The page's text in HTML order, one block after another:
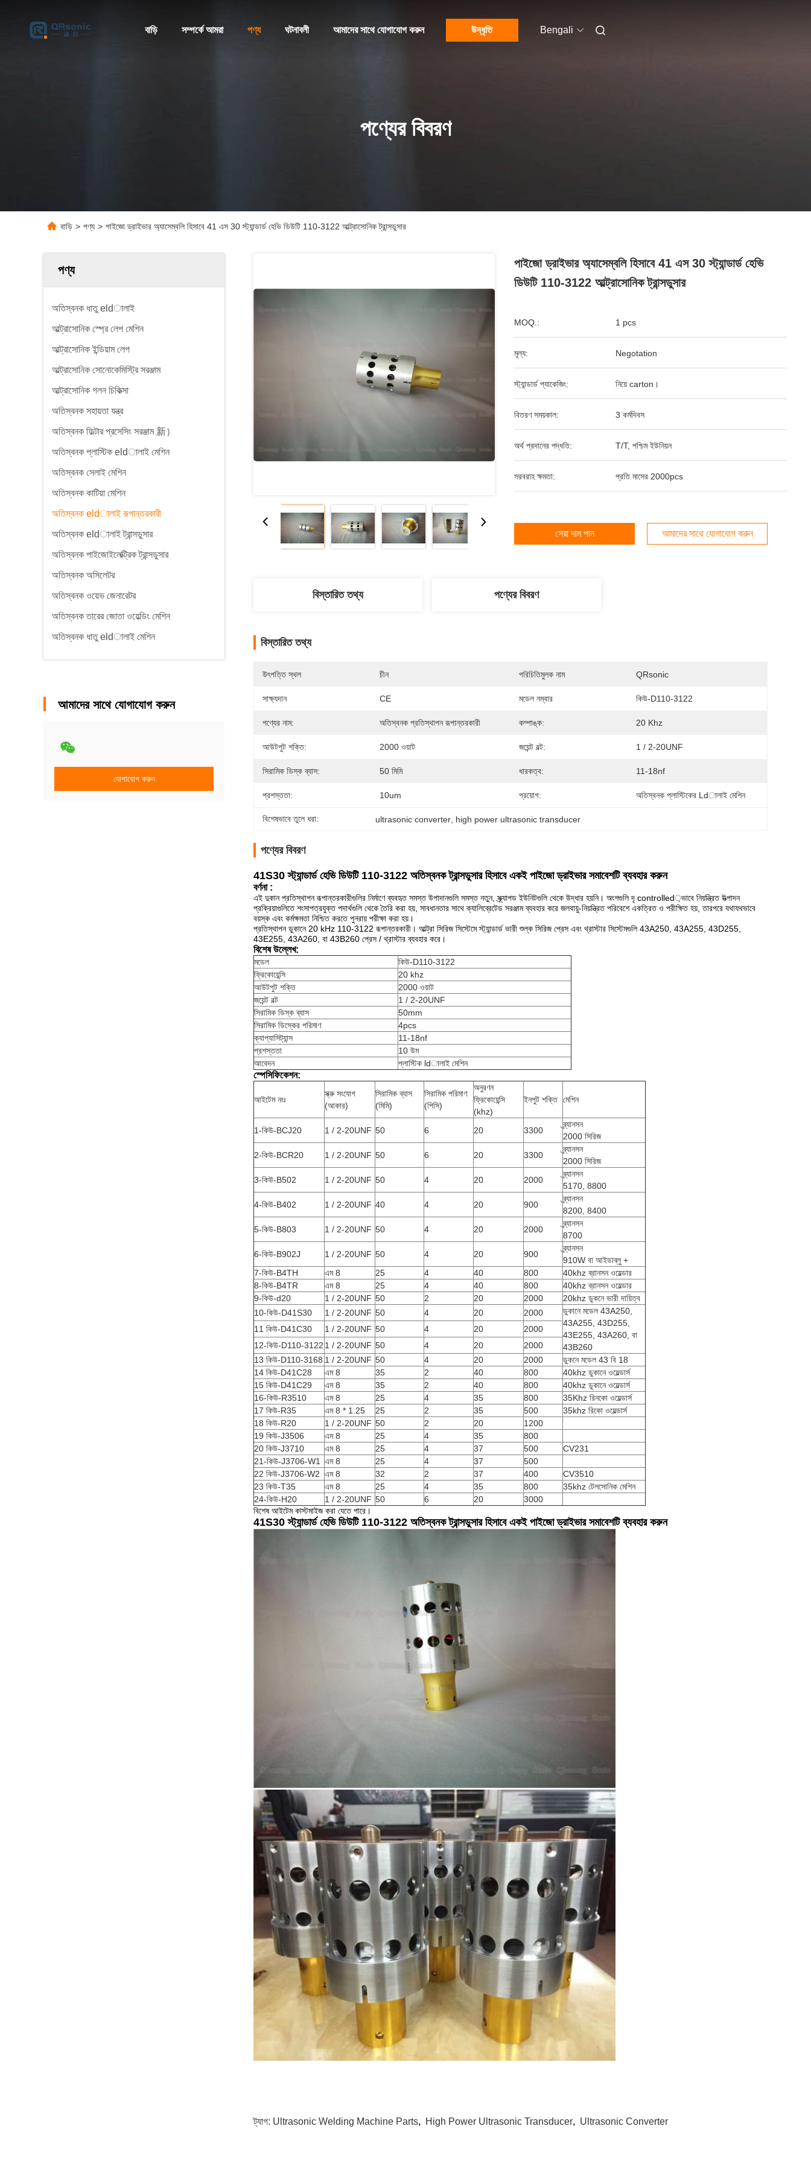
বাড়ি সম্পর্কে আমরা পণ্য ঘটনাবলী আমাদের সাথে যোগাযোগ করুন উদ্ধৃতি Bengali
পণ্যের বিবরণ
বাড়ি > পণ্য > পাইজো ড্রাইভার অ্যাসেম্বলি হিসাবে 41 এস 30 স্ট্যান্ডার্ড হেভি ডিউটি ​​110-3122 আল্ট্রাসোনিক ট্রান্সডুসার
পণ্য
অতিস্বনক ধাতু eldালাই
আল্ট্রাসোনিক স্প্রে লেপ মেশিন
আল্ট্রাসোনিক ইন্ডিয়াম লেপ
আল্ট্রাসোনিক সোনোকেমিস্ট্রি সরঞ্জাম
আল্ট্রাসোনিক গলন চিকিত্সা
অতিস্বনক সহায়তা যন্ত্র
অতিস্বনক ফিল্টার প্রসেসিং সরঞ্জাম 新）
অতিস্বনক প্লাস্টিক eldালাই মেশিন
অতিস্বনক সেলাই মেশিন
অতিস্বনক কাটিয়া মেশিন
অতিস্বনক eldালাই রূপান্তরকারী
অতিস্বনক eldালাই ট্রান্সডুসার
অতিস্বনক পাইজোইলেক্ট্রিক ট্রান্সডুসার
অতিস্বনক অসিলেটর
অতিস্বনক ওয়েভ জেনারেটর
অতিস্বনক তারের জোতা ওয়েল্ডিং মেশিন
অতিস্বনক ধাতু eldালাই মেশিন
আমাদের সাথে যোগাযোগ করুন
যোগাযোগ করুন
পাইজো ড্রাইভার অ্যাসেম্বলি হিসাবে 41 এস 30 স্ট্যান্ডার্ড হেভি
ডিউটি ​​110-3122 আল্ট্রাসোনিক ট্রান্সডুসার
MOQ.: 1 pcs
মূল্য: Negotation
স্ট্যান্ডার্ড প্যাকেজিং: নিয়ে carton।
বিতরণ সময়কাল: 3 কর্মদিবস
অর্থ প্রদানের পদ্ধতি: T/T, পশ্চিম ইউনিয়ন
সরবরাহ ক্ষমতা: প্রতি মাসের 2000pcs
সেরা দাম পান আমাদের সাথে যোগাযোগ করুন
বিস্তারিত তথ্য পণ্যের বিবরণ
বিস্তারিত তথ্য
উৎপত্তি স্থল চীন পরিচিতিমুলক নাম QRsonic
সাক্ষ্যদান CE মডেল নম্বার কিউ-D110-3122
পণ্যের নাম: অতিস্বনক প্রতিস্থাপন রূপান্তরকারী কম্পাঙ্ক: 20 Khz
আউটপুট শক্তি: 2000 ওয়াট জয়েন্ট বল্ট: 1 / 2-20UNF
সিরামিক ডিস্ক ব্যাস: 50 মিমি ধারকত্ব: 11-18nf
প্রশস্ততা: 10um প্রয়োগ: অতিস্বনক প্লাস্টিকের Ldালাই মেশিন
বিশেষভাবে তুলে ধরা: ultrasonic converter high power ultrasonic transducer
পণ্যের বিবরণ
41S30 স্ট্যান্ডার্ড হেভি ডিউটি ​​110-3122 অতিস্বনক ট্রান্সডুসার হিসাবে একই পাইজো ড্রাইভার সমাবেশটি ব্যবহার করুন
বর্ণনা :
এই দুকান প্রতিস্থাপন রূপান্তরকারীগুলির নির্মাণে ব্যবহৃত সমস্ত উপাদানগুলি সমস্ত নতুন, স্ক্র্যাপড ইউনিটগুলি থেকে উদ্ধার হয়নি। অংশগুলি দৃ controlled়ভাবে নিয়ন্ত্রিত উত্পাদন
প্রক্রিয়াগুলিতে শংসাপত্রযুক্ত পদার্থগুলি থেকে তৈরি করা হয়, সাবধানতার সাথে ক্যালিব্রেটেড সরঞ্জাম ব্যবহার করে জলবায়ু-নিয়ন্ত্রিত পরিবেশে একত্রিত ও পরীক্ষিত হয়, তারপরে যথাযথভাবে
বয়স্ক এবং কর্মক্ষমতা নিশ্চিত করতে পুনরায় পরীক্ষা করা হয়।
প্রতিস্থাপন ডুকানে 20 kHz 110-3122 রূপান্তরকারী। আল্ট্রা সিরিজ সিস্টেমে স্ট্যান্ডার্ড ভারী শুল্ক সিরিজ প্রেস এবং থ্রাস্টার সিস্টেমগুলি 43A250, 43A255, 43D255,
43E255, 43A260, বা 43B260 প্রেস / থ্রাস্টার ব্যবহার করে।
বিশেষ উল্লেখ:
মডেল
কিউ-D110-3122
ফ্রিকোয়েন্সি
20 khz
আউটপুট শক্তি
2000 ওয়াট
জয়েন্ট বল্ট
1 / 2-20UNF
সিরামিক ডিস্ক ব্যাস
50mm
সিরামিক ডিস্কের পরিমাণ
4pcs
ক্যাপ্যাসিট্যান্স
11-18nf
প্রশস্ততা
10 উম
আবেদন
প্লাস্টিক ldালাই মেশিন
স্পেসিফিকেশন:
আইটেম নংঃ
স্ক্রু সংযোগ
(আকার)
সিরামিক ব্যাস
(মিমি)
সিরামিক পরিমাণ
(পিসি)
অনুরণন
ফ্রিকোয়েন্সি
(khz)
ইনপুট শক্তি মেশিন
1-কিউ-BCJ20 1 / 2-20UNF 50 6 20 3300
ব্র্যানসন
2000 সিরিজ
2-কিউ-BCR20
1 / 2-20UNF 50 6 20 3300
ব্র্যানসন
2000 সিরিজ
3-কিউ-B502
1 / 2-20UNF 50 4 20 2000
ব্র্যানসন
5170, 8800
4-কিউ-B402
1 / 2-20UNF 40 4 20 900
ব্র্যানসন
8200, 8400
5-কিউ-B803
1 / 2-20UNF 50 4 20 2000
ব্র্যানসন
8700
6-কিউ-B902J
1 / 2-20UNF 50 4 20 900
ব্র্যানসন
910W বা আইডাব্লু +
7-কিউ-B4TH
এম 8 25 4 40 800
40khz ব্রানসন ওয়েল্ডার
8-কিউ-B4TR
এম 8 25 4 40 800
40khz ব্রানসন ওয়েল্ডার
9-কিউ-d20
1 / 2-20UNF 50 2 20 2000
20khz ডুকনে ভারী দায়িত্ব
10-কিউ-D41S30
1 / 2-20UNF 50 4 20 2000
ডুকানে মডেল 43A250,
43A255, 43D255,
43E255, 43A260, বা
43B260
11 কিউ-D41C30 1 / 2-20UNF 50 4 20
2000
12-কিউ-D110-3122 1 / 2-20UNF 50 4 20
2000
13 কিউ-D110-3168 1 / 2-20UNF 50 4 20 2000
ডুকনে মডেল 43 বি 18
14 কিউ-D41C28
এম 8 35 2 40 800
40khz ডুকানে ওয়েল্ডার্স
15 কিউ-D41C29
এম 8 35 2 40 800
40khz ডুকানে ওয়েল্ডার্স
16-কিউ-R3510
এম 8 25 4 35 800
35Khz রিনকো ওয়েল্ডার্স
17 কিউ-R35
এম 8 * 1.25 25 2 35 500
35khz রিকো ওয়েল্ডার্স
18 কিউ-R20
1 / 2-20UNF 50 2 20
1200
19 কিউ-J3506
এম 8 25 4 35
800
20 কিউ-J3710
এম 8 25 4 37 500
CV231
21-কিউ-J3706-W1
এম 8 25 4 37
500
22 কিউ-J3706-W2 এম 8 32 2 37 400
CV3510
23 কিউ-T35
এম 8 25 4 35 800
35khz টেলসোনিক মেশিন
24-কিউ-H20
1 / 2-20UNF 50 6 20
3000
বিশেষ আইটেম কাস্টমাইজ করা যেতে পারে।
41S30 স্ট্যান্ডার্ড হেভি ডিউটি ​​110-3122 অতিস্বনক ট্রান্সডুসার হিসাবে একই পাইজো ড্রাইভার সমাবেশটি ব্যবহার করুন
ট্যাগ: Ultrasonic Welding Machine Parts, High Power Ultrasonic Transducer, Ultrasonic Converter